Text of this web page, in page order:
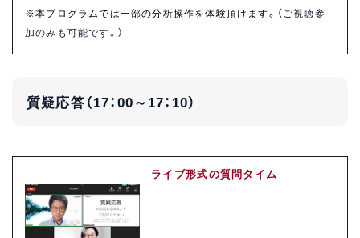
※本プログラムでは一部の分析操作を体験頂けます。（ご視聴参
加のみも可能です。）
質疑応答（17：00～17：10）
ライブ形式の質問タイム